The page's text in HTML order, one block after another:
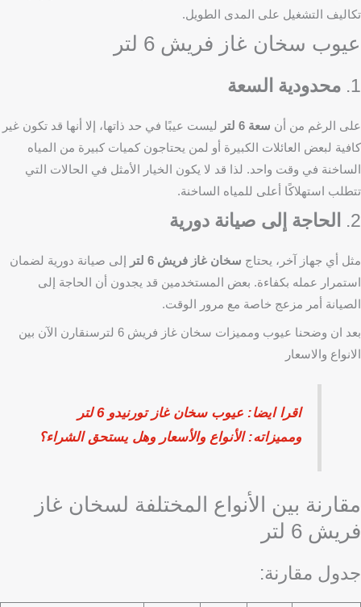
تكاليف التشغيل على المدى الطويل.
عيوب سخان غاز فريش 6 لتر
1. محدودية السعة
على الرغم من أن سعة 6 لتر
ليست عيبًا في حد ذاتها، إلا أنها قد تكون غير
كافية لبعض العائلات الكبيرة أو لمن يحتاجون كميات كبيرة من المياه
الساخنة في وقت واحد. لذا قد لا يكون الخيار الأمثل في الحالات التي
تتطلب استهلاكًا أعلى للمياه الساخنة.
2. الحاجة إلى صيانة دورية
مثل أي جهاز آخر، يحتاج سخان غاز فريش 6 لتر
إلى صيانة دورية لضمان
استمرار عمله بكفاءة. بعض المستخدمين قد يجدون أن الحاجة إلى
الصيانة أمر مزعج خاصة مع مرور الوقت.
بعد ان وضحنا عيوب ومميزات سخان غاز فريش 6 لترسنقارن الآن بين
الانواع والاسعار
اقرا ايضا: عيوب سخان غاز تورنيدو 6 لتر
ومميزاته: الأنواع والأسعار وهل يستحق الشراء؟
مقارنة بين الأنواع المختلفة لسخان غاز
فريش 6 لتر
جدول مقارنة: